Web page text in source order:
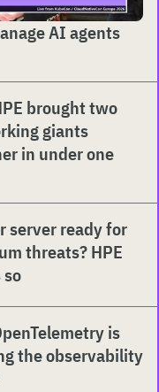
AI agents
brought two
giants
in under one
server ready for
threats? HPE
is
the observability